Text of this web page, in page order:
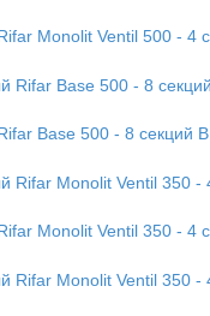
Monolit Ventil 500 -
Base 500 - 8 секций
Monolit Ventil 350 -